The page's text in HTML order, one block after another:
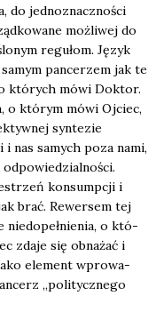
do jed­no­znacz­no­ści
moż­li­wej do
regu­łom. Język
pan­ce­rzem jak te
któ­rych mówi Dok­tor.
o któ­rym mówi Ojciec,
syn­te­zie
nas samych poza nami,
kon­sump­cji i
brać. Rewer­sem tej
nie­do­peł­nie­nia, o któ­
zda­je się obna­żać i
ele­ment wpro­wa­
„poli­tycz­ne­go